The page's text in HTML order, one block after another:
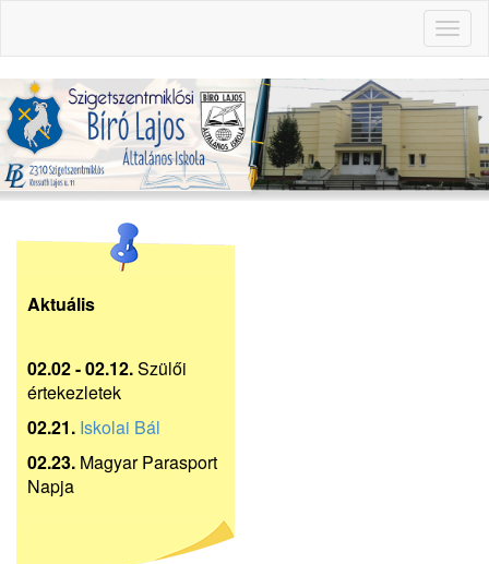
Aktuális
02.02 - 02.12.Szülői
értekezletek
02.21. Iskolai Bál
02.23. Magyar Parasport
Napja